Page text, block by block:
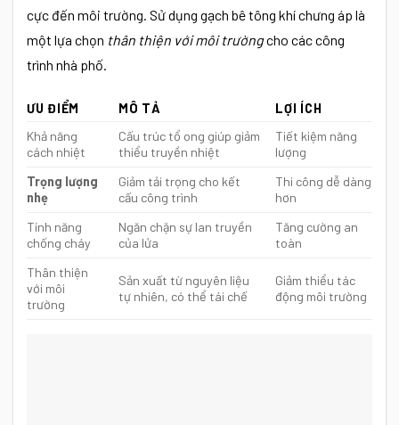
cực đến môi trường. Sử dụng gạch bê tông khí chưng áp là
một lựa chọn thân thiện với môi trườngcho các công
trình nhà phố.
ƯU ĐIỂM MÔ TẢ
LỢI ÍCH
Khả năng
cách nhiệt
Cấu trúc tổ ong giúp giảm
thiểu truyền nhiệt
Tiết kiệm năng
lượng
Trọng lượng
nhẹ
Giảm tải trọng cho kết
cấu công trình
Thi công dễ dàng
hơn
Tính năng
chống cháy
Ngăn chặn sự lan truyền
của lửa
Tăng cường an
toàn
Thân thiện
với môi
trường
Sản xuất từ nguyên liệu
tự nhiên, có thể tái chế
Giảm thiểu tác
động môi trường